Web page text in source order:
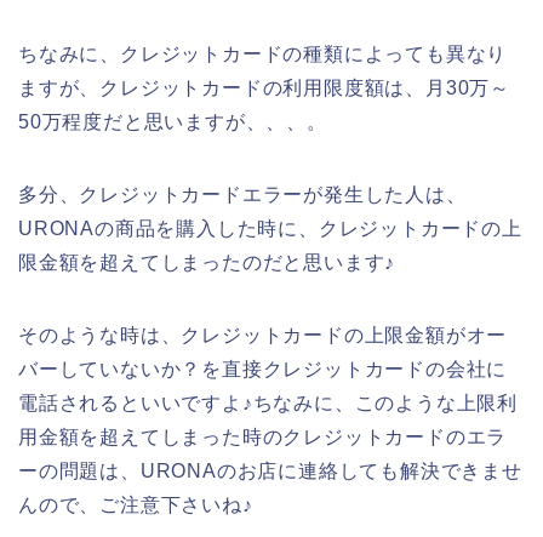
ちなみに、クレジットカードの種類によっても異なり
ますが、クレジットカードの利用限度額は、月30万～
50万程度だと思いますが、、、。
多分、クレジットカードエラーが発生した人は、
URONAの商品を購入した時に、クレジットカードの上
限金額を超えてしまったのだと思います♪
そのような時は、クレジットカードの上限金額がオー
バーしていないか？を直接クレジットカードの会社に
電話されるといいですよ♪ちなみに、このような上限利
用金額を超えてしまった時のクレジットカードのエラ
ーの問題は、URONAのお店に連絡しても解決できませ
んので、ご注意下さいね♪